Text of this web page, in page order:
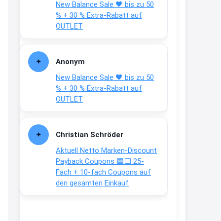
New Balance Sale 🖤 bis zu 50
% + 30 % Extra-Rabatt auf
OUTLET
Anonym
New Balance Sale 🖤 bis zu 50
% + 30 % Extra-Rabatt auf
OUTLET
Christian Schröder
Aktuell Netto Marken-Discount
Payback Coupons 🟦⬜ 25-
Fach + 10-fach Coupons auf
den gesamten Einkauf
Text weiter unten
shop.bioeg.de/aufkleber-
achtun...
↩
Joachim
Gratis personalisierte 7-Tage
Ration Micronährstoffe/ Vitamine
↩
Joachim